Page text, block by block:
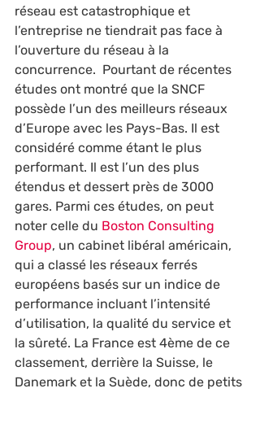
réseau est catastrophique et
l’entreprise ne tiendrait pas face à
l’ouverture du réseau à la
concurrence.  Pourtant de récentes
études ont montré que la SNCF
possède l’un des meilleurs réseaux
d’Europe avec les Pays-Bas. Il est
considéré comme étant le plus
performant. Il est l’un des plus
étendus et dessert près de 3000
gares. Parmi ces études, on peut
noter celle du Boston Consulting
Group, un cabinet libéral américain,
qui a classé les réseaux ferrés
européens basés sur un indice de
performance incluant l’intensité
d’utilisation, la qualité du service et
la sûreté. La France est 4ème de ce
classement, derrière la Suisse, le
Danemark et la Suède, donc de petits